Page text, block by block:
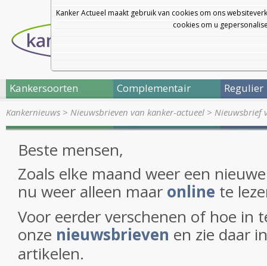
Kanker Actueel maakt gebruik van cookies om ons
cookies om u
Kankersoorten Complementair Regulier
Kankernieuws > Nieuwsbrieven van kanker-actueel > Nieuwsbrief
Beste mensen,
Zoals elke maand weer een
nu weer alleen maar online te
Voor eerder verschenen of hoe in
onze nieuwsbrieven en zie daar
artikelen.